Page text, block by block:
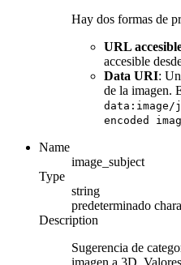
Hay dos formas de
URL
accesible
Data URI:
de la imagen.
data:image/
encoded
Name
image_subject
Type
string
predeterminado
Description
Sugerencia de